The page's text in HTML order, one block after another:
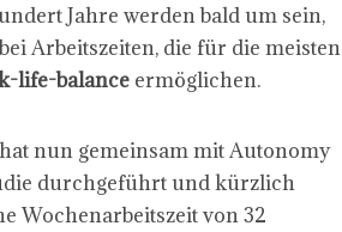
Jahre werden bald um sein,
Arbeitszeiten, die für die meisten
life-balance ermöglichen.
nun gemeinsam mit Autonomy
durchgeführt und kürzlich
Wochenarbeitszeit von 32